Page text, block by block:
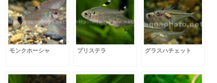
モンクホーシャ プリステラ グラスハチェット